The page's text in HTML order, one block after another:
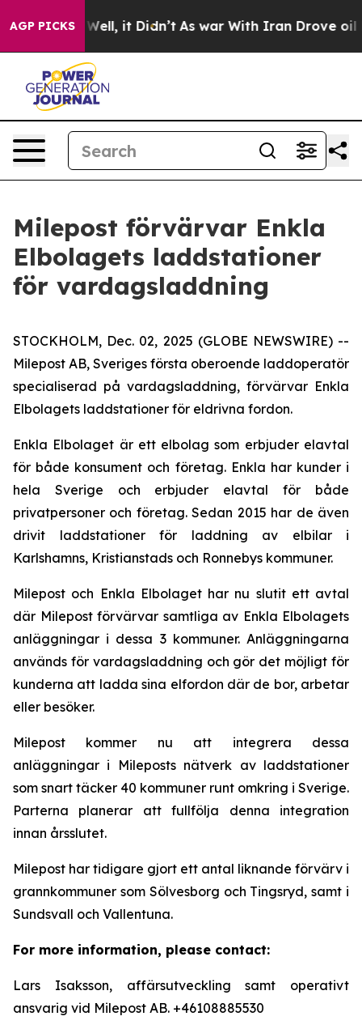
AGP PICKS
40%. Well, it Didn’t As war With Iran Drove oil
Milepost förvärvar Enkla
Elbolagets laddstationer
för vardagsladdning
STOCKHOLM, Dec. 02, 2025 (GLOBE NEWSWIRE) --
Milepost AB, Sveriges första oberoende laddoperatör
specialiserad på vardagsladdning, förvärvar Enkla
Elbolagets laddstationer för eldrivna fordon.
Enkla Elbolaget är ett elbolag som erbjuder elavtal
för både konsument och företag. Enkla har kunder i
hela Sverige och erbjuder elavtal för både
privatpersoner och företag. Sedan 2015 har de även
drivit laddstationer för laddning av elbilar i
Karlshamns, Kristianstads och Ronnebys kommuner.
Milepost och Enkla Elbolaget har nu slutit ett avtal
där Milepost förvärvar samtliga av Enkla Elbolagets
anläggningar i dessa 3 kommuner. Anläggningarna
används för vardagsladdning och gör det möjligt för
kunderna att ladda sina elfordon där de bor, arbetar
eller besöker.
Milepost kommer nu att integrera dessa
anläggningar i Mileposts nätverk av laddstationer
som snart täcker 40 kommuner runt omkring i Sverige.
Parterna planerar att fullfölja denna integration
innan årsslutet.
Milepost har tidigare gjort ett antal liknande förvärv i
grannkommuner som Sölvesborg och Tingsryd, samt i
Sundsvall och Vallentuna.
For more information, please contact:
Lars Isaksson, affärsutveckling samt operativt
ansvarig vid Milepost AB. +46108885530